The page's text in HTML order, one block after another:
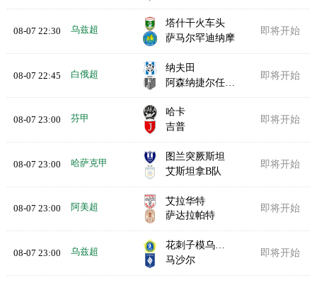
08-07 22:30 乌兹超
塔什干火车头
萨马尔罕迪纳摩
即将开始
08-07 22:45 白俄超
纳夫田
阿森纳捷尔任斯克
即将开始
08-07 23:00 芬甲
哈卡
吉普
即将开始
08-07 23:00 哈萨克甲
图兰突厥斯坦
艾斯坦拿B队
即将开始
08-07 23:00 阿美超
艾拉华特
萨达拉帕特
即将开始
08-07 23:00 乌兹超
花刺子模乌尔根奇
马沙尔
即将开始